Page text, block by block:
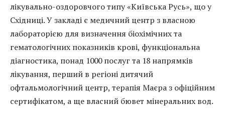
лікувально-оздоровчого типу «Київська Русь», що у
Східниці. У закладі є медичний центр з власною
лабораторією для визначення біохімічних та
гематологічних показників крові, функціональна
діагностика, понад 1000 послуг та 18 напрямків
лікування, перший в регіоні дитячий
офтальмологічний центр, терапія Маєра з офіційним
сертифікатом, а ще власний бювет мінеральних вод.